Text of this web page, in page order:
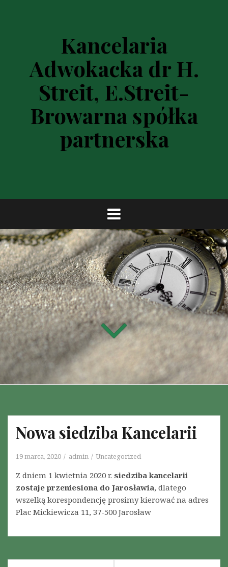
i
Kancelaria
Adwokacka dr H.
Streit, E.Streit-
Browarna spółka
partnerska
Nowa siedziba Kancelarii
19 marca, 2020 admin Uncategorized
Z dniem 1 kwietnia 2020 r. siedziba kancelarii
zostaje przeniesiona do Jarosławia, dlatego
wszelką korespondencję prosimy kierować na adres
Plac Mickiewicza 11, 37-500 Jarosław